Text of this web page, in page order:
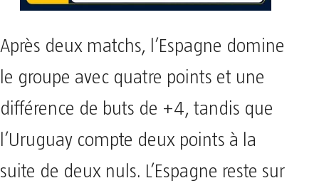
Après deux matchs, l’Espagne domine
le groupe avec quatre points et une
différence de buts de +4, tandis que
l’Uruguay compte deux points à la
suite de deux nuls. L’Espagne reste sur